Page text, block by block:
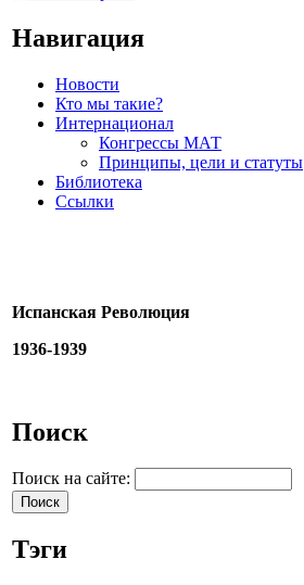
Навигация
Новости
Кто мы такие?
Интернационал
Конгрессы МАТ
Принципы, цели и статуты
Библиотека
Ссылки
Испанская Революция
1936-1939
Поиск
Поиск на сайте:
Тэги